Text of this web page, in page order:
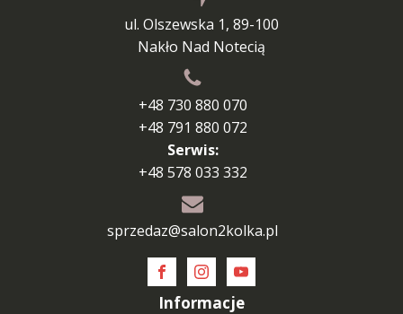
ul. Olszewska 1, 89-100
Nakło Nad Notecią
+48 730 880 070
+48 791 880 072
Serwis:
+48 578 033 332
sprzedaz@salon2kolka.pl
Informacje